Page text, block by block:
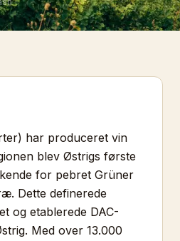
har produceret vin
blev Østrigs første
for pebret Grüner
Dette definerede
og etablerede DAC-
Med over 13.000